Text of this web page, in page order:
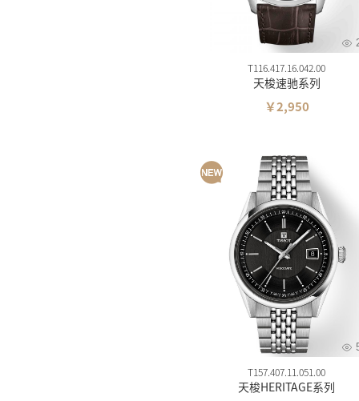
T116.417.16.042.00
天梭速驰系列
￥2,950
T157.407.11.051.00
天梭HERITAGE系列